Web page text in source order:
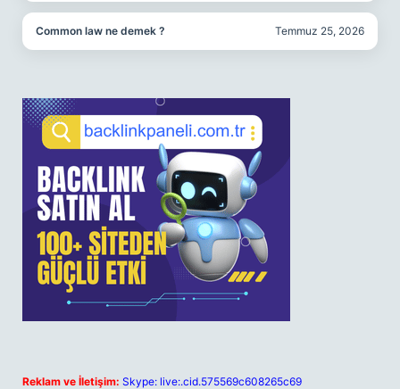
Common law ne demek ? Temmuz 25, 2026
Reklam ve İletişim: Skype: live:.cid.575569c608265c69